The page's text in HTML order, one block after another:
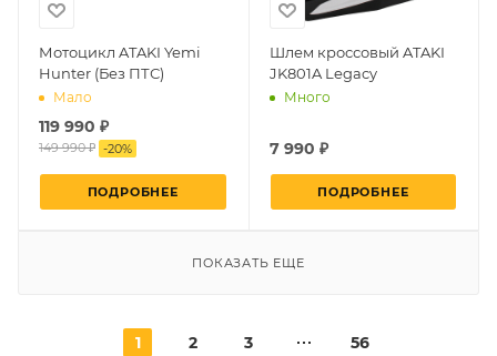
Мотоцикл ATAKI Yemi
Hunter (Без ПТС)
Мало
119 990 ₽
149 990 ₽ -20%
ПОДРОБНЕЕ
Шлем кроссовый ATAKI
JK801A Legacy
Много
7 990 ₽
ПОДРОБНЕЕ
ПОКАЗАТЬ ЕЩЕ
1 2 3 56